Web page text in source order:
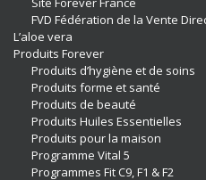
FVD Fédération de la Vente
L’aloe vera
Produits Forever
Produits d’hygiène et de soins
Produits forme et santé
Produits de beauté
Produits Huiles Essentielles
Produits pour la maison
Programme Vital 5
Programmes Fit C9, F1 & F2